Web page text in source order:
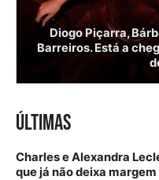
Diogo Piçarra,
Barreiros. Está a
ÚLTIMAS
Charles e Alexandra
que já não deixa